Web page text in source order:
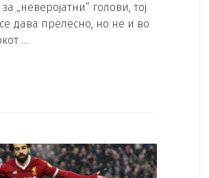
„неверојатни“ голови, тој
дава прелесно, но не и во
…